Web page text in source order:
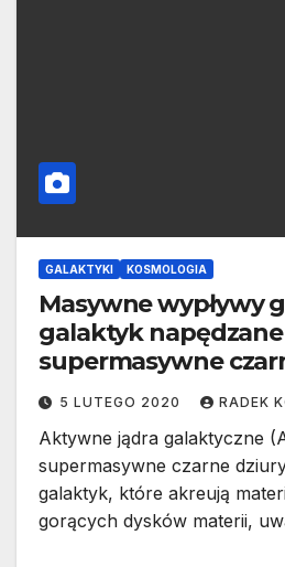
GALAKTYKI KOSMOLOGIA
Masywne wypływy
galaktyk
supermasywne
5 LUTEGO 2020 RADEK
Aktywne jądra galaktyczne
supermasywne czarne
galaktyk, które akreują
gorących dysków materii,